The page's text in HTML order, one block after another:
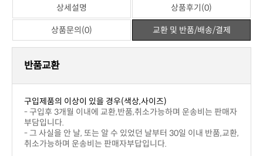
상세설명 상품후기(0)
상품문의(0) 교환 및 반품/배송/결제
반품교환
구입제품의 이상이 있을 경우(색상,사이즈)
부담입니다.
취소가능하며 운송비는 판매자부답입니다.